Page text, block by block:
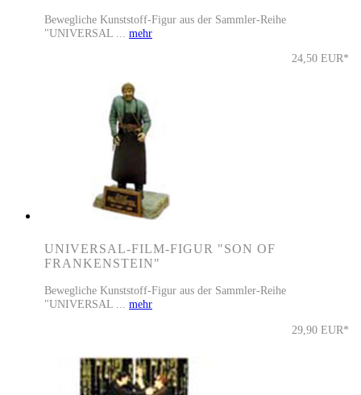
Bewegliche Kunststoff-Figur aus der Sammler-Reihe
"UNIVERSAL ... mehr
24,50 EUR*
UNIVERSAL-FILM-FIGUR "SON OF
FRANKENSTEIN"
Bewegliche Kunststoff-Figur aus der Sammler-Reihe
"UNIVERSAL ... mehr
29,90 EUR*